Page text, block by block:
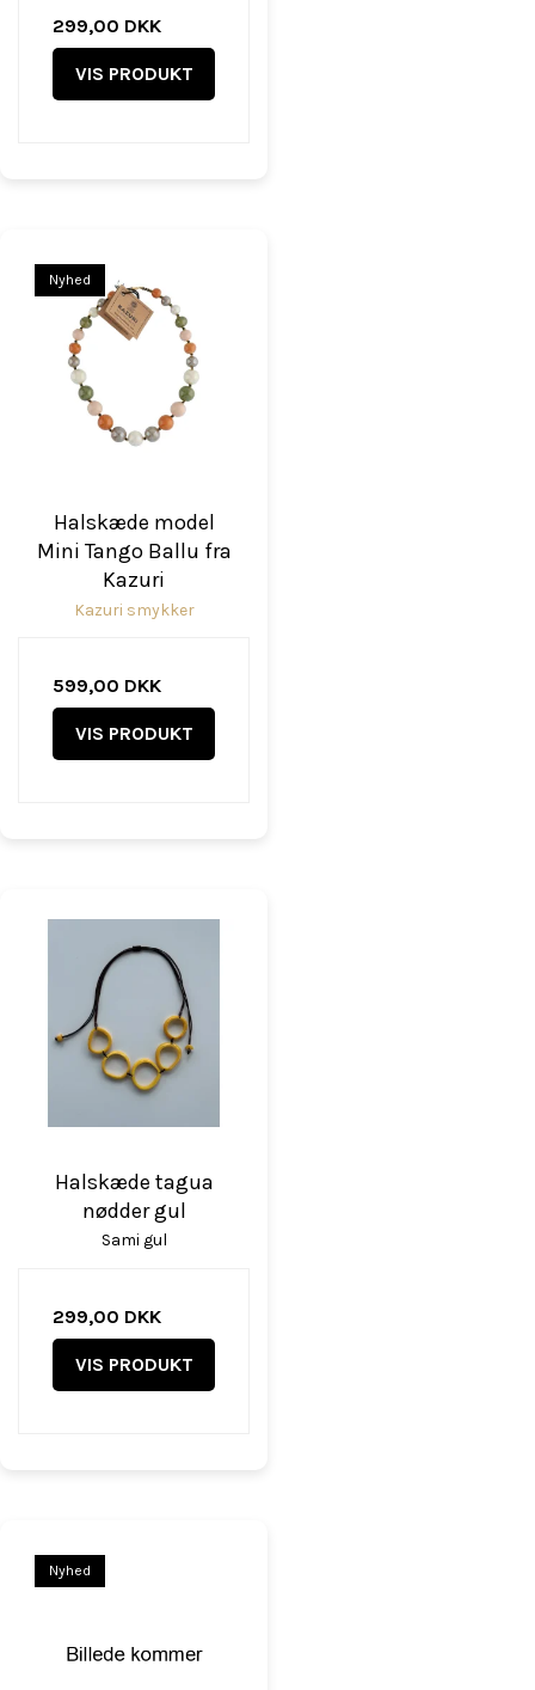
299,00 DKK
VIS PRODUKT
Nyhed
Halskæde model
Mini Tango Ballu fra
Kazuri
Kazuri smykker
599,00 DKK
VIS PRODUKT
Halskæde tagua
nødder gul
Sami gul
299,00 DKK
VIS PRODUKT
Nyhed